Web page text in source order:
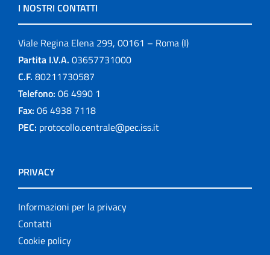
I NOSTRI CONTATTI
Viale Regina Elena 299, 00161 – Roma (I)
Partita I.V.A. 03657731000
C.F. 80211730587
Telefono: 06 4990 1
Fax: 06 4938 7118
PEC: protocollo.centrale@pec.iss.it
PRIVACY
Informazioni per la privacy
Contatti
Cookie policy